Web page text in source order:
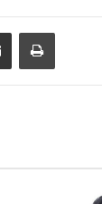
Share via Email Print